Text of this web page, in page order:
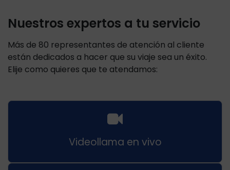
Nuestros expertos a tu servicio
Más de 80 representantes de atención al cliente
están dedicados a hacer que su viaje sea un éxito.
Elije como quieres que te atendamos:
Videollama en vivo